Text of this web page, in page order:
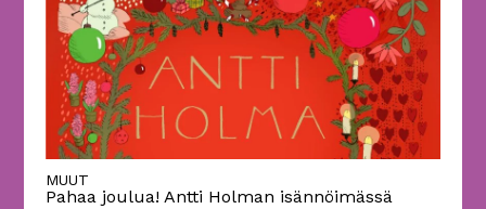
MUUT
Pahaa joulua! Antti Holman isännöimässä